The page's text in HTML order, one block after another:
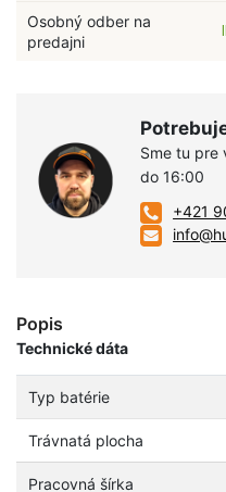
Osobný odber na
predajni
Sme tu pre
do 16:00
+421
Popis
Technické dáta
Typ batérie
Trávnatá plocha
Pracovná šírka